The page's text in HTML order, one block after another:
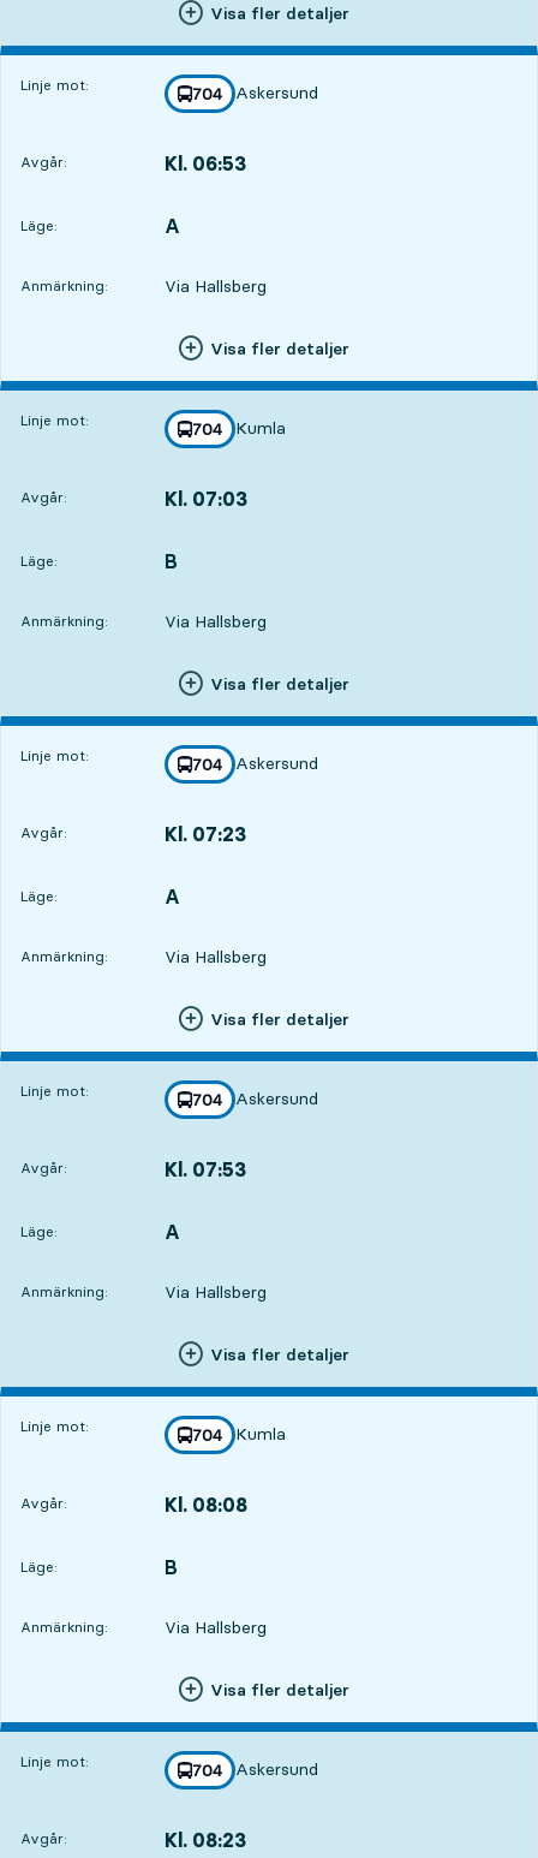
Visa fler detaljer
Linje mot: linje
704
mot
Askersund
,
Avgår: Kl. 06:53
Läge:
LÄGE, A
,
Anmärkning: Via Hallsberg
Visa fler detaljer
Linje mot: linje
704
mot
Kumla
,
Avgår: Kl. 07:03
Läge:
LÄGE, B
,
Anmärkning: Via Hallsberg
Visa fler detaljer
Linje mot: linje
704
mot
Askersund
,
Avgår: Kl. 07:23
Läge:
LÄGE, A
,
Anmärkning: Via Hallsberg
Visa fler detaljer
Linje mot: linje
704
mot
Askersund
,
Avgår: Kl. 07:53
Läge:
LÄGE, A
,
Anmärkning: Via Hallsberg
Visa fler detaljer
Linje mot: linje
704
mot
Kumla
,
Avgår: Kl. 08:08
Läge:
LÄGE, B
,
Anmärkning: Via Hallsberg
Visa fler detaljer
Linje mot: linje
704
mot
Askersund
,
Avgår: Kl. 08:23